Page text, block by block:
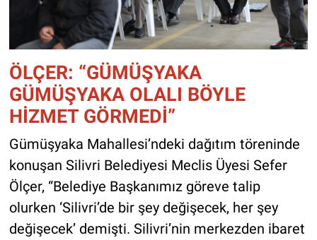
ÖLÇER: “GÜMÜŞYAKA
GÜMÜŞYAKA OLALI BÖYLE
HİZMET GÖRMEDİ”
Gümüşyaka Mahallesi’ndeki dağıtım töreninde
konuşan Silivri Belediyesi Meclis Üyesi Sefer
Ölçer, “Belediye Başkanımız göreve talip
olurken ‘Silivri’de bir şey değişecek, her şey
değişecek’ demişti. Silivri’nin merkezden ibaret